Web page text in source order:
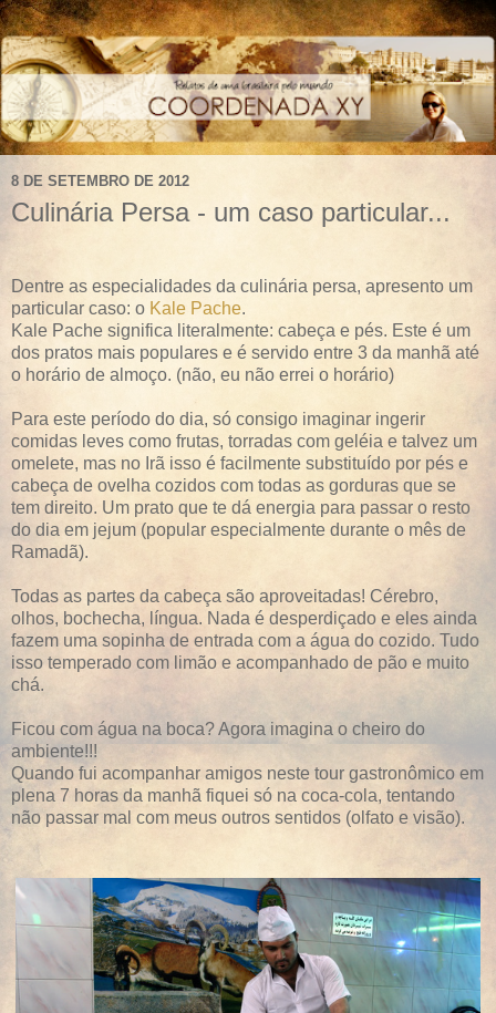
8 DE SETEMBRO DE 2012
Culinária Persa - um caso particular...
Dentre as especialidades da culinária persa, apresento um
particular caso: o Kale Pache.
Kale Pache significa literalmente: cabeça e pés. Este é um
dos pratos mais populares e é servido entre 3 da manhã até
o horário de almoço. (não, eu não errei o horário)
Para este período do dia, só consigo imaginar ingerir
comidas leves como frutas, torradas com geléia e talvez um
omelete, mas no Irã isso é facilmente substituído por pés e
cabeça de ovelha cozidos com todas as gorduras que se
tem direito. Um prato que te dá energia para passar o resto
do dia em jejum (popular especialmente durante o mês de
Ramadã).
Todas as partes da cabeça são aproveitadas! Cérebro,
olhos, bochecha, língua. Nada é desperdiçado e eles ainda
fazem uma sopinha de entrada com a água do cozido. Tudo
isso temperado com limão e acompanhado de pão e muito
chá.
Ficou com água na boca? Agora imagina o cheiro do
ambiente!!!
Quando fui acompanhar amigos neste tour gastronômico em
plena 7 horas da manhã fiquei só na coca-cola, tentando
não passar mal com meus outros sentidos (olfato e visão).